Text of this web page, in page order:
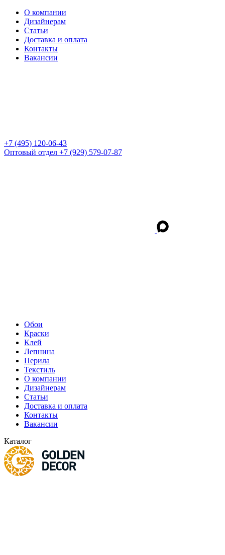
О компании
Дизайнерам
Статьи
Доставка и оплата
Контакты
Вакансии
+7 (495) 120-06-43
Оптовый отдел +7 (929) 579-07-87
Обои
Краски
Клей
Лепнина
Перила
Текстиль
О компании
Дизайнерам
Статьи
Доставка и оплата
Контакты
Вакансии
Каталог